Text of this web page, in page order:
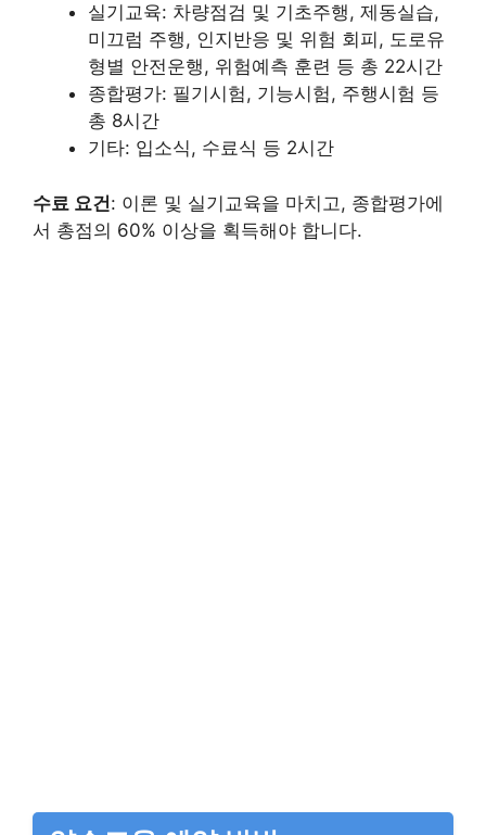
실기교육: 차량점검 및 기초주행, 제동실습,
미끄럼 주행, 인지반응 및 위험 회피, 도로유
형별 안전운행, 위험예측 훈련 등 총 22시간​
종합평가: 필기시험, 기능시험, 주행시험 등
총 8시간​
기타: 입소식, 수료식 등 2시간​
수료 요건: 이론 및 실기교육을 마치고, 종합평가에
서 총점의 60% 이상을 획득해야 합니다.